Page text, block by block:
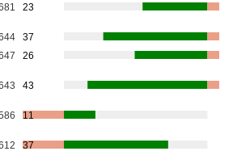
23
37
26
43
11
37